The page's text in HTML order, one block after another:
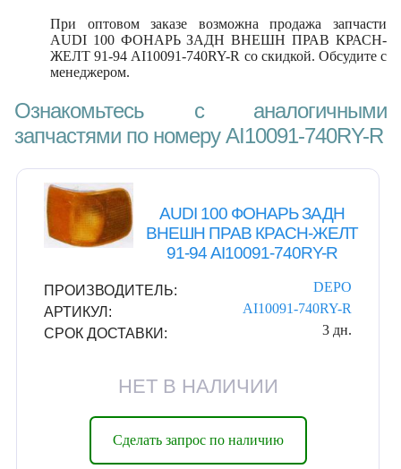
При оптовом заказе возможна продажа запчасти
AUDI 100 ФОНАРЬ ЗАДН ВНЕШН ПРАВ КРАСН-
ЖЕЛТ 91-94 AI10091-740RY-R со скидкой. Обсудите с
менеджером.
Ознакомьтесь с аналогичными
запчастями по номеру AI10091-740RY-R
AUDI 100 ФОНАРЬ ЗАДН
ВНЕШН ПРАВ КРАСН-ЖЕЛТ
91-94 AI10091-740RY-R
ПРОИЗВОДИТЕЛЬ:
DEPO
АРТИКУЛ:
AI10091-740RY-R
СРОК ДОСТАВКИ:
3 дн.
НЕТ В НАЛИЧИИ
Сделать запрос по наличию